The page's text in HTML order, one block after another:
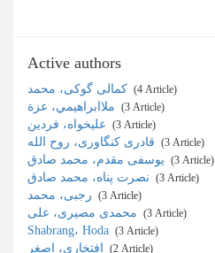
Active authors
‎ (4 Article)
‎ (3 Article)
‎ (3 Article)
‎ (3 Article)
‎ (3 Article)
‎ (3 Article)
‎ (3 Article)
‎ (3 Article)
Shabrang، Hoda ‎ (3 Article)
‎ (2 Article)